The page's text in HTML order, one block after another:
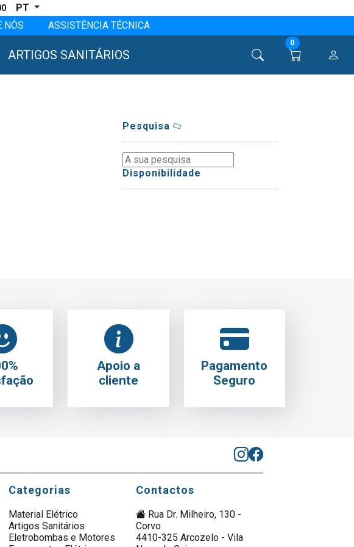
PT
NÓS ASSISTÊNCIA TÉCNICA
ARTIGOS SANITÁRIOS
0
Pesquisa
Disponibilidade
Apoio a
cliente
Pagamento
Seguro
Categorias
Material Elétrico
Artigos Sanitários
Eletrobombas e Motores
Contactos
Rua Dr. Milheiro, 130 -
Corvo
4410-325 Arcozelo - Vila